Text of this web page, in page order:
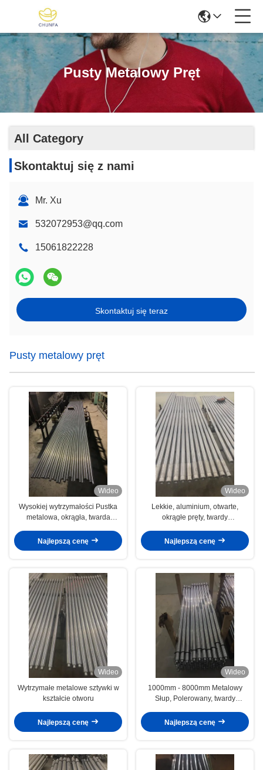
Pusty Metalowy Pręt
All Category
Skontaktuj się z nami
Mr. Xu
532072953@qq.com
15061822228
Skontaktuj się teraz
Pusty metalowy pręt
Wideo
Wysokiej wytrzymałości Pustka
metalowa, okrągła, twarda
Najlepszą cenę
Wideo
Lekkie, aluminium, otwarte,
okrągłe pręty, twardy
Najlepszą cenę
Wideo
Wytrzymałe metalowe sztywki w
kształcie otworu
Najlepszą cenę
Wideo
1000mm - 8000mm Metalowy
Słup, Polerowany, twardy
Najlepszą cenę